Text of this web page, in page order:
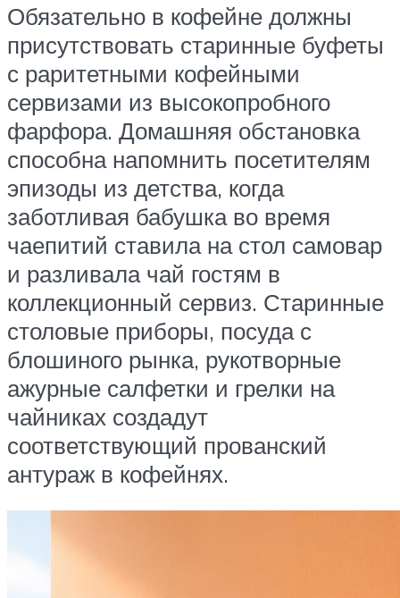
Обязательно в кофейне должны
присутствовать старинные буфеты
с раритетными кофейными
сервизами из высокопробного
фарфора. Домашняя обстановка
способна напомнить посетителям
эпизоды из детства, когда
заботливая бабушка во время
чаепитий ставила на стол самовар
и разливала чай гостям в
коллекционный сервиз. Старинные
столовые приборы, посуда с
блошиного рынка, рукотворные
ажурные салфетки и грелки на
чайниках создадут
соответствующий прованский
антураж в кофейнях.